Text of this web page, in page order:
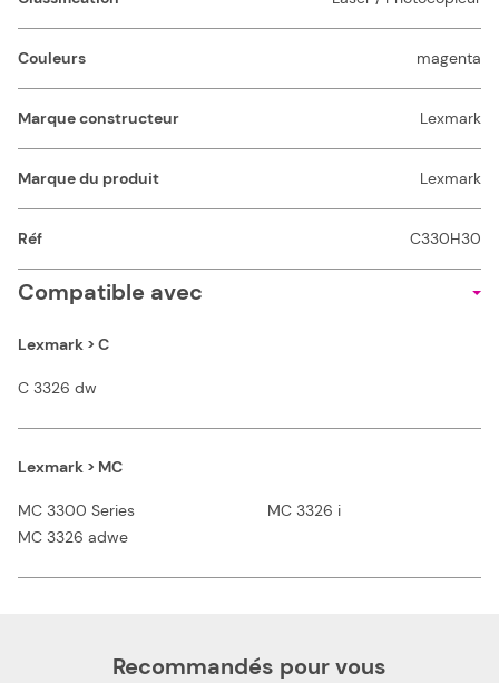
Couleurs magenta
Marque constructeur Lexmark
Marque du produit Lexmark
Réf C330H30
Compatible avec
Lexmark > C
C 3326 dw
Lexmark > MC
MC 3300 Series
MC 3326 adwe
MC 3326 i
Recommandés pour vous